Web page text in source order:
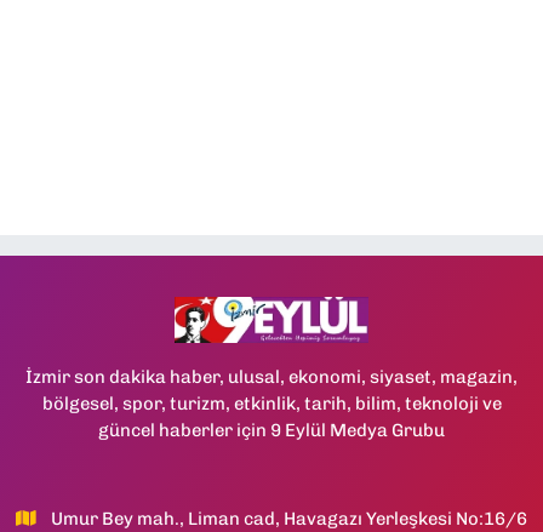
İzmir son dakika haber, ulusal, ekonomi, siyaset, magazin,
bölgesel, spor, turizm, etkinlik, tarih, bilim, teknoloji ve
güncel haberler için 9 Eylül Medya Grubu
Umur Bey mah., Liman cad, Havagazı Yerleşkesi No:16/6